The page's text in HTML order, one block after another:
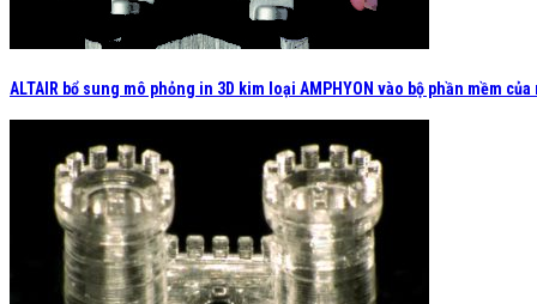
ALTAIR bổ sung mô phỏng in 3D kim loại AMPHYON vào bộ phần mềm của